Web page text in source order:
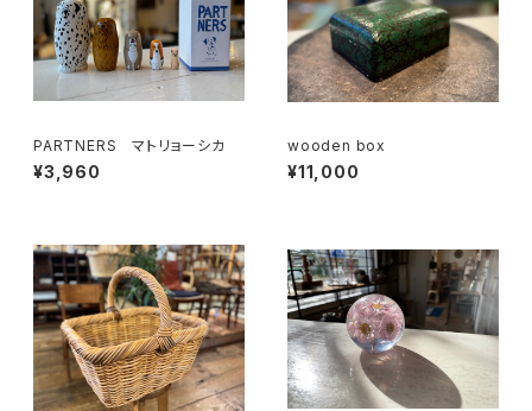
PARTNERS マトリョーシカ
¥3,960
wooden box
¥11,000